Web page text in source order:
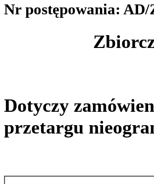
Nr postępowania: AD/
Dotyczy
przetargu